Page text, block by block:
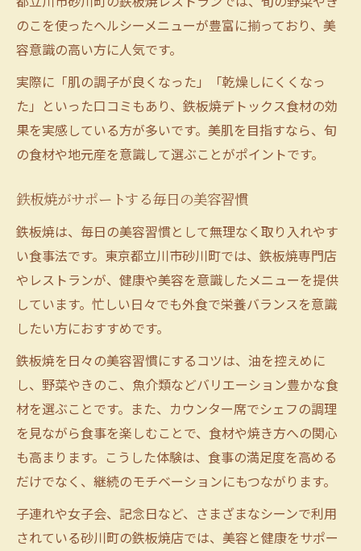
のこを使ったヘルシーメニューが豊富に揃っており、美
容意識の高い方に人気です。
実際に「肌の調子が良くなった」「乾燥しにくくなっ
た」といった口コミもあり、鉄板焼デトックス食材の効
果を実感している方が多いです。美肌を目指すなら、旬
の食材や地元産を意識して選ぶことがポイントです。
鉄板焼がサポートする毎日の美容習慣
鉄板焼は、毎日の美容習慣として無理なく取り入れやす
い食事法です。東京都立川市砂川町では、鉄板焼専門店
やレストランが、健康や美容を意識したメニューを提供
しています。忙しい日々でも外食で栄養バランスを意識
したい方におすすめです。
鉄板焼を日々の美容習慣にするコツは、油を控えめに
し、野菜やきのこ、魚介類などバリエーション豊かな食
材を選ぶことです。また、カウンター席でシェフの調理
を見ながら食事を楽しむことで、食材や焼き方への関心
も高まります。こうした体験は、食事の満足度を高める
だけでなく、継続のモチベーションにもつながります。
子連れや女子会、記念日など、さまざまなシーンで利用
されている砂川町の鉄板焼店では、美容と健康をサポー